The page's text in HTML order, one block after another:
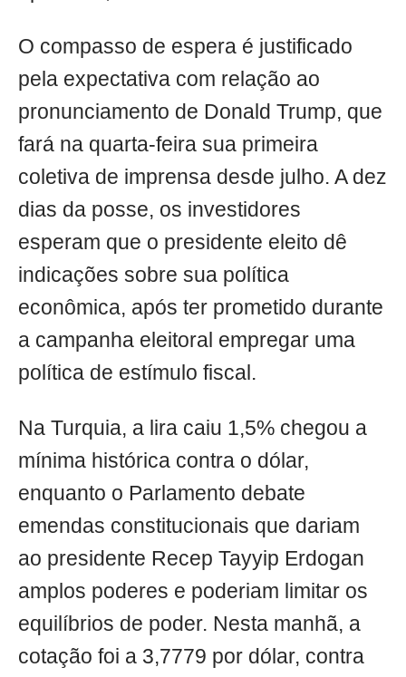
O compasso de espera é justificado
pela expectativa com relação ao
pronunciamento de Donald Trump, que
fará na quarta-feira sua primeira
coletiva de imprensa desde julho. A dez
dias da posse, os investidores
esperam que o presidente eleito dê
indicações sobre sua política
econômica, após ter prometido durante
a campanha eleitoral empregar uma
política de estímulo fiscal.
Na Turquia, a lira caiu 1,5% chegou a
mínima histórica contra o dólar,
enquanto o Parlamento debate
emendas constitucionais que dariam
ao presidente Recep Tayyip Erdogan
amplos poderes e poderiam limitar os
equilíbrios de poder. Nesta manhã, a
cotação foi a 3,7779 por dólar, contra